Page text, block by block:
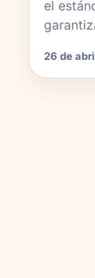
el
26 de